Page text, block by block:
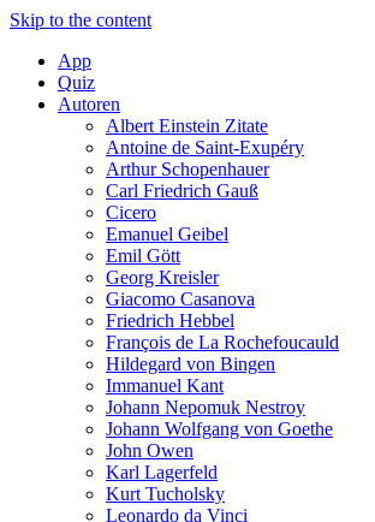
Skip to the content
App
Quiz
Autoren
Albert Einstein Zitate
Antoine de Saint-Exupéry
Arthur Schopenhauer
Carl Friedrich Gauß
Cicero
Emanuel Geibel
Emil Gött
Georg Kreisler
Giacomo Casanova
Friedrich Hebbel
François de La Rochefoucauld
Hildegard von Bingen
Immanuel Kant
Johann Nepomuk Nestroy
Johann Wolfgang von Goethe
John Owen
Karl Lagerfeld
Kurt Tucholsky
Leonardo da Vinci